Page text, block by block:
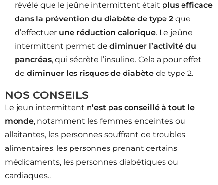
révélé que le jeûne intermittent était plus efficace
dans la prévention du diabète de type 2 que
d’effectuer une réduction calorique. Le jeûne
intermittent permet de diminuer l’activité du
pancréas, qui sécrète l’insuline. Cela a pour effet
de diminuer les risques de diabète de type 2.
NOS CONSEILS
Le jeun intermittent n’est pas conseillé à tout le
monde, notamment les femmes enceintes ou
allaitantes, les personnes souffrant de troubles
alimentaires, les personnes prenant certains
médicaments, les personnes diabétiques ou
cardiaques..